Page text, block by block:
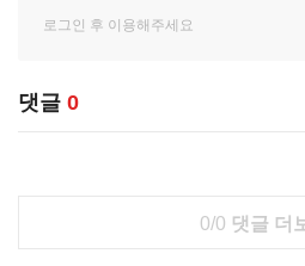
댓글 0
0/0 댓글 더